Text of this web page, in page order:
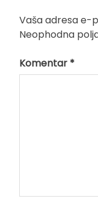
Vaša adresa e-
Neophodna
Komentar *